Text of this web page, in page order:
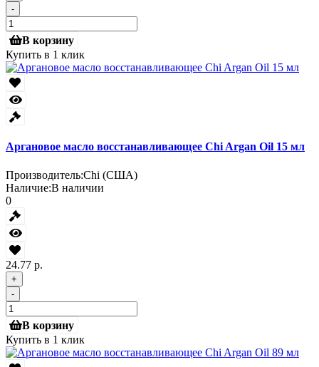
-
В корзину
Купить в 1 клик
Аргановое масло восстанавливающее Chi Argan Oil 15 мл
Производитель:Chi (США)
Наличие:В наличии
0
24.77 р.
+
-
В корзину
Купить в 1 клик